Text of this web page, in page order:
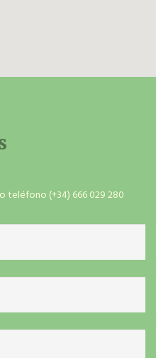
teléfono (+34) 666 029 280